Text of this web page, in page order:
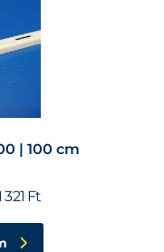
| 100 cm
321 Ft